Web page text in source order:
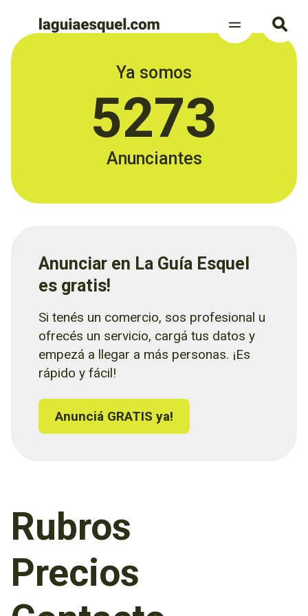
Ya somos
5273
Anunciantes
Anunciar en La Guía Esquel
es gratis!
Si tenés un comercio, sos profesional u
ofrecés un servicio, cargá tus datos y
empezá a llegar a más personas. ¡Es
rápido y fácil!
Anunciá GRATIS ya!
Rubros
Precios